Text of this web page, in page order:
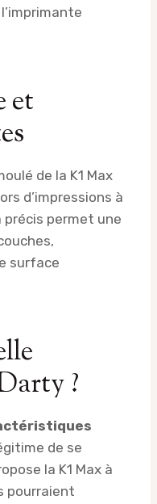
et
de la K1 Max
d’impressions à
précis permet une
surface
?
de se
la K1 Max à
pourraient